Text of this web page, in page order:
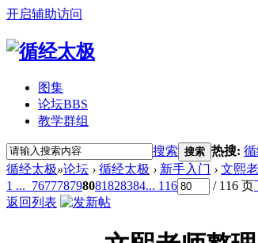
开启辅助访问
图集
论坛BBS
教学群组
搜索 搜索 热搜:
循经太极»论坛 › 循经太极 › 新手入门 › 文熙
1 ... 767778798081828384... 116 / 116 页
返回列表